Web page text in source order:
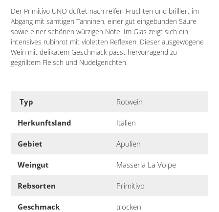
Der Primitivo UNO duftet nach reifen Früchten und brilliert im
Abgang mit samtigen Tanninen, einer gut eingebunden Säure
sowie einer schönen würzigen Note. Im Glas zeigt sich ein
intensives rubinrot mit violetten Reflexen. Dieser ausgewogene
Wein mit delikatem Geschmack passt hervorragend zu
gegrilltem Fleisch und Nudelgerichten.
Typ Rotwein
Herkunftsland Italien
Gebiet Apulien
Weingut Masseria La Volpe
Rebsorten Primitivo
Geschmack trocken